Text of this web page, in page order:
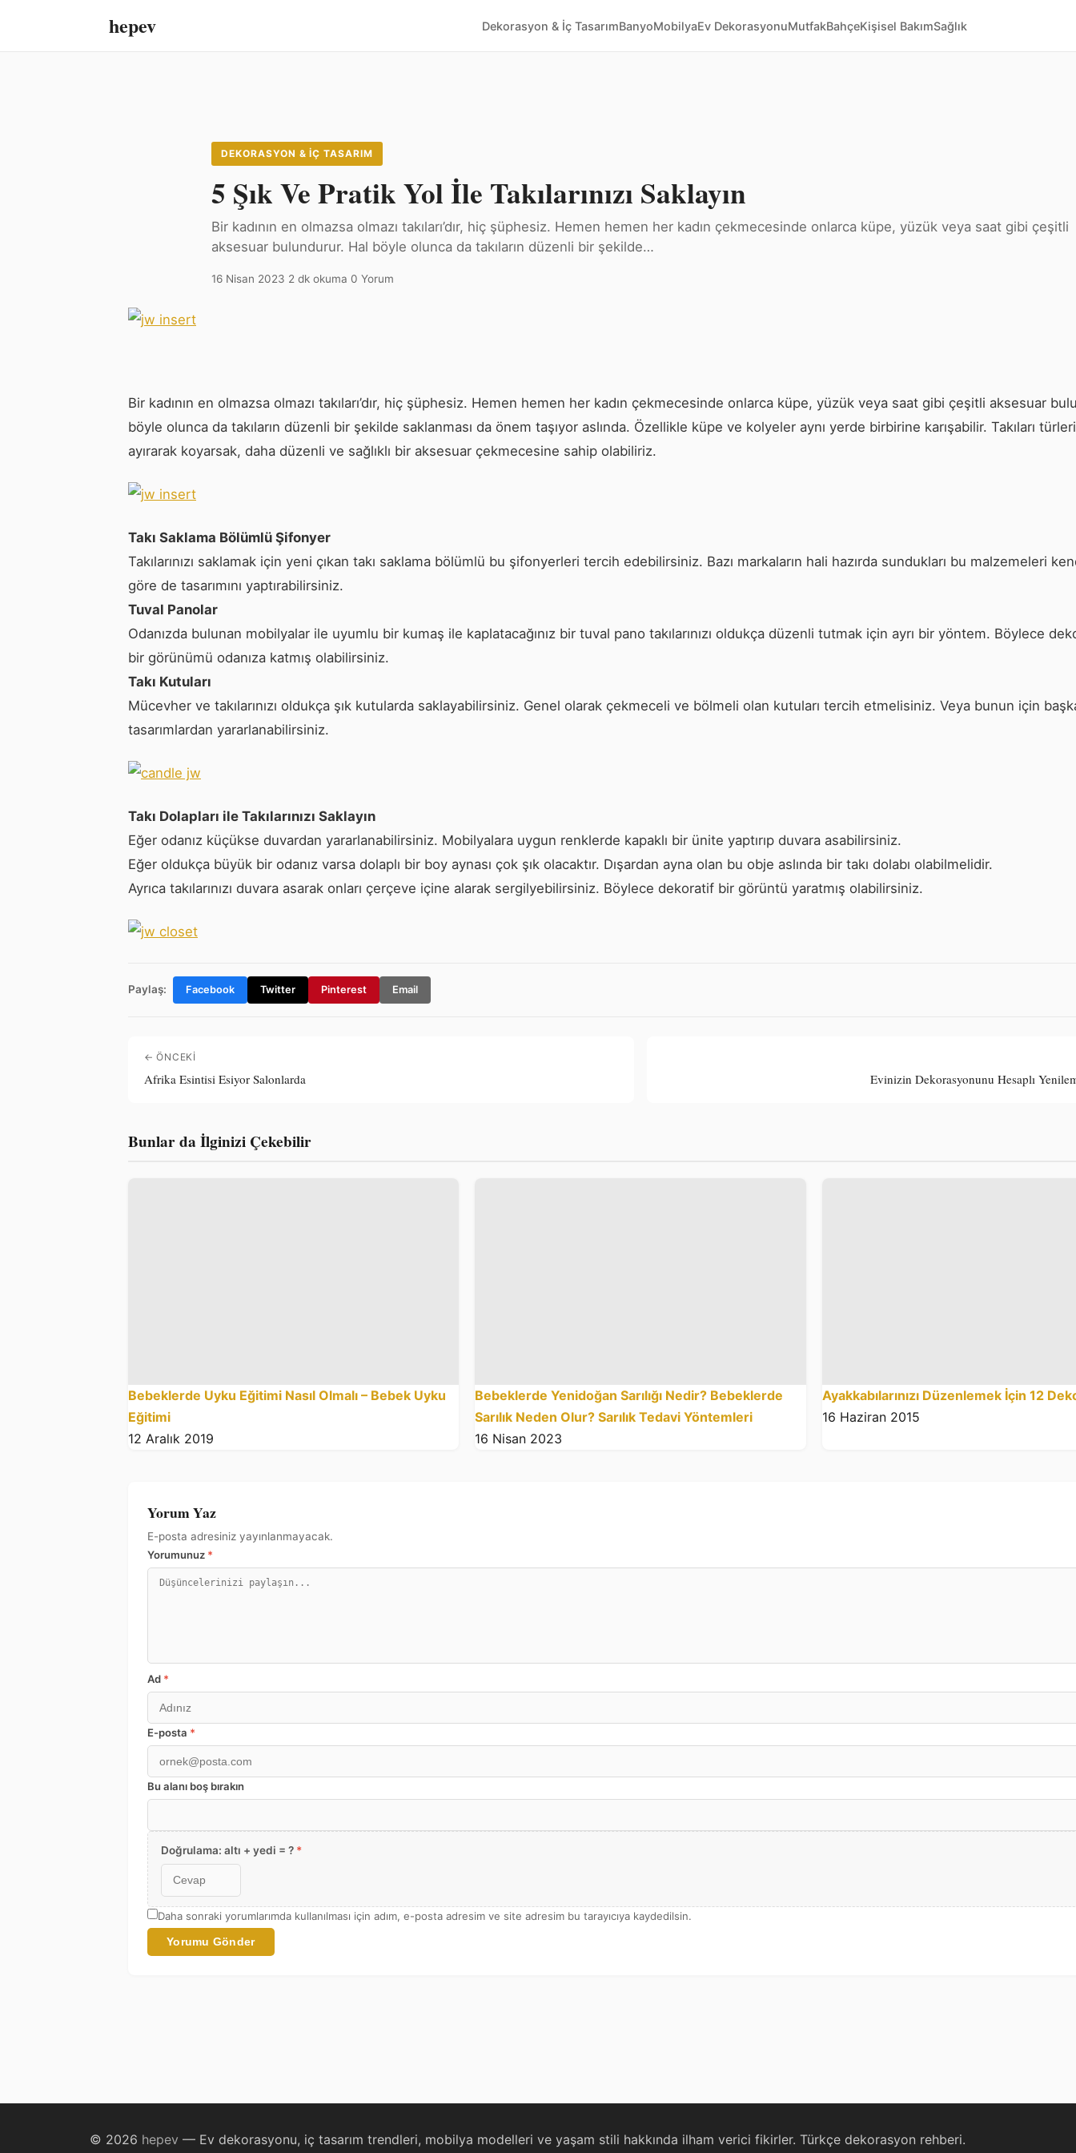
hepev Dekorasyon & İç TasarımBanyoMobilyaEv DekorasyonuMutfakBahçeKişisel BakımSağlık
DEKORASYON & İÇ TASARIM
5 Şık Ve Pratik Yol İle Takılarınızı Saklayın
Bir kadının en olmazsa olmazı takıları’dır, hiç şüphesiz. Hemen hemen her kadın çekmecesinde onlarca küpe, yüzük veya saat gibi çeşitli
aksesuar bulundurur. Hal böyle olunca da takıların düzenli bir şekilde…
16 Nisan 2023 2 dk okuma 0 Yorum
Bir kadının en olmazsa olmazı takıları’dır, hiç şüphesiz. Hemen hemen her kadın çekmecesinde onlarca küpe, yüzük veya saat gibi çeşitli aksesuar
böyle olunca da takıların düzenli bir şekilde saklanması da önem taşıyor aslında. Özellikle küpe ve kolyeler aynı yerde birbirine karışabilir. Takıları
ayırarak koyarsak, daha düzenli ve sağlıklı bir aksesuar çekmecesine sahip olabiliriz.
Takı Saklama Bölümlü Şifonyer
Takılarınızı saklamak için yeni çıkan takı saklama bölümlü bu şifonyerleri tercih edebilirsiniz. Bazı markaların hali hazırda sundukları bu malzemeleri
göre de tasarımını yaptırabilirsiniz.
Tuval Panolar
Odanızda bulunan mobilyalar ile uyumlu bir kumaş ile kaplatacağınız bir tuval pano takılarınızı oldukça düzenli tutmak için ayrı bir yöntem. Böylece
bir görünümü odanıza katmış olabilirsiniz.
Takı Kutuları
Mücevher ve takılarınızı oldukça şık kutularda saklayabilirsiniz. Genel olarak çekmeceli ve bölmeli olan kutuları tercih etmelisiniz. Veya bunun için
tasarımlardan yararlanabilirsiniz.
Takı Dolapları ile Takılarınızı Saklayın
Eğer odanız küçükse duvardan yararlanabilirsiniz. Mobilyalara uygun renklerde kapaklı bir ünite yaptırıp duvara asabilirsiniz.
Eğer oldukça büyük bir odanız varsa dolaplı bir boy aynası çok şık olacaktır. Dışardan ayna olan bu obje aslında bir takı dolabı olabilmelidir.
Ayrıca takılarınızı duvara asarak onları çerçeve içine alarak sergilyebilirsiniz. Böylece dekoratif bir görüntü yaratmış olabilirsiniz.
Paylaş: Facebook Twitter Pinterest Email
← ÖNCEKI
Afrika Esintisi Esiyor Salonlarda Evinizin Dekorasyonunu Hesaplı
Bunlar da İlginizi Çekebilir
Bebeklerde Uyku Eğitimi Nasıl Olmalı – Bebek Uyku
Eğitimi
12 Aralık 2019
Bebeklerde Yenidoğan Sarılığı Nedir? Bebeklerde
Sarılık Neden Olur? Sarılık Tedavi Yöntemleri
16 Nisan 2023
Ayakkabılarınızı Düzenlemek İçin 12
16 Haziran 2015
Yorum Yaz
E-posta adresiniz yayınlanmayacak.
Yorumunuz *
Ad *
E-posta *
Bu alanı boş bırakın
Doğrulama: altı + yedi = ? *
Daha sonraki yorumlarımda kullanılması için adım, e-posta adresim ve site adresim bu tarayıcıya kaydedilsin.
Yorumu Gönder
© 2026 hepev — Ev dekorasyonu, iç tasarım trendleri, mobilya modelleri ve yaşam stili hakkında ilham verici fikirler. Türkçe dekorasyon rehberi.